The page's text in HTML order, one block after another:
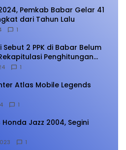
Pemkab Babar Gelar 41
dari Tahun Lalu
1
2 PPK di Babar Belum
Penghitungan
1
Atlas Mobile Legends
1
Jazz 2004, Segini
1